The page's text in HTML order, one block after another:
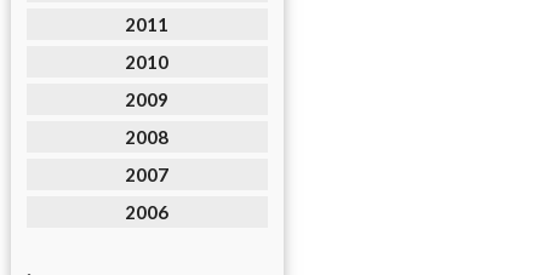
2011
2010
2009
2008
2007
2006